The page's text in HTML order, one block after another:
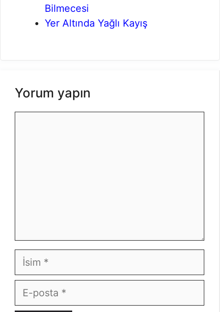
Bilmecesi
Yer Altında Yağlı Kayış
Yorum yapın
İsim
E-
posta